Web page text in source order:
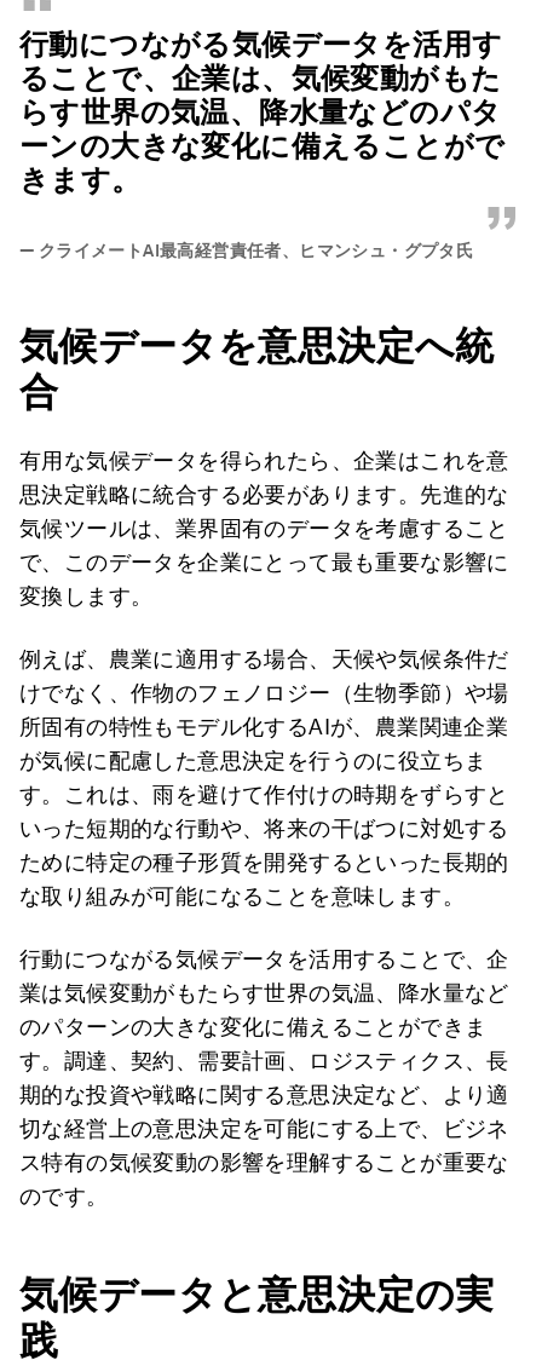
行動につながる気候データを活用す
ることで、企業は、気候変動がもた
らす世界の気温、降水量などのパタ
ーンの大きな変化に備えることがで
きます。
”
— クライメートAI最高経営責任者、ヒマンシュ・グプタ氏
気候データを意思決定へ統
合
有用な気候データを得られたら、企業はこれを意
思決定戦略に統合する必要があります。先進的な
気候ツールは、業界固有のデータを考慮すること
で、このデータを企業にとって最も重要な影響に
変換します。
例えば、農業に適用する場合、天候や気候条件だ
けでなく、作物のフェノロジー（生物季節）や場
所固有の特性もモデル化するAIが、農業関連企業
が気候に配慮した意思決定を行うのに役立ちま
す。これは、雨を避けて作付けの時期をずらすと
いった短期的な行動や、将来の干ばつに対処する
ために特定の種子形質を開発するといった長期的
な取り組みが可能になることを意味します。
行動につながる気候データを活用することで、企
業は気候変動がもたらす世界の気温、降水量など
のパターンの大きな変化に備えることができま
す。調達、契約、需要計画、ロジスティクス、長
期的な投資や戦略に関する意思決定など、より適
切な経営上の意思決定を可能にする上で、ビジネ
ス特有の気候変動の影響を理解することが重要な
のです。
気候データと意思決定の実
践